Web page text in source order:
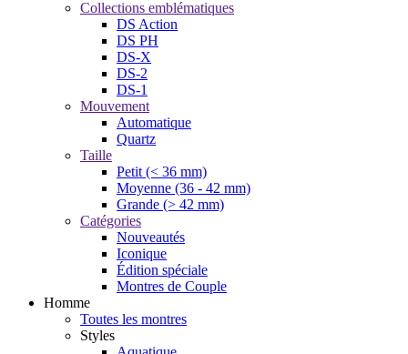
Collections emblématiques
DS Action
DS PH
DS-X
DS-2
DS-1
Mouvement
Automatique
Quartz
Taille
Petit (< 36 mm)
Moyenne (36 - 42 mm)
Grande (> 42 mm)
Catégories
Nouveautés
Iconique
Édition spéciale
Montres de Couple
Homme
Toutes les montres
Styles